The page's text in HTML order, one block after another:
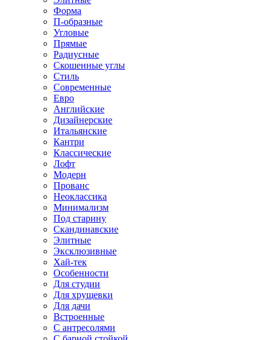
Форма
П-образные
Угловые
Прямые
Радиусные
Скошенные углы
Стиль
Современные
Евро
Английские
Дизайнерские
Итальянские
Кантри
Классические
Лофт
Модерн
Прованс
Неоклассика
Минимализм
Под старину
Скандинавские
Элитные
Эксклюзивные
Хай-тек
Особенности
Для студии
Для хрущевки
Для дачи
Встроенные
С антресолями